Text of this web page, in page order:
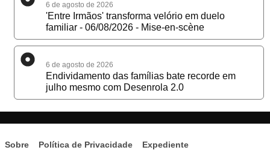
6 de agosto de 2026
'Entre Irmãos' transforma velório em duelo
familiar - 06/08/2026 - Mise-en-scène
6 de agosto de 2026
Endividamento das famílias bate recorde em
julho mesmo com Desenrola 2.0
Sobre Política de Privacidade Expediente